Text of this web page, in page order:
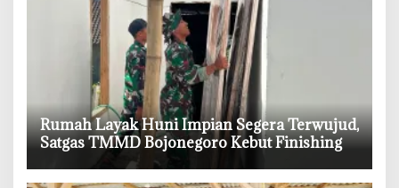
‎Rumah Layak Huni Impian Segera Terwujud,
Satgas TMMD Bojonegoro Kebut Finishing